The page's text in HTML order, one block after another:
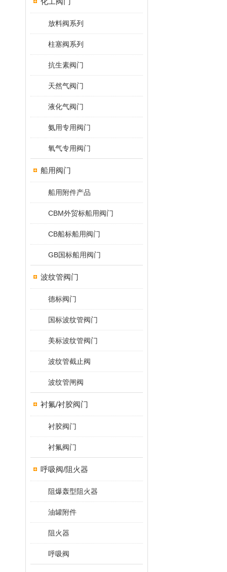
放料阀系列
柱塞阀系列
抗生素阀门
天然气阀门
液化气阀门
氨用专用阀门
氧气专用阀门
船用阀门
船用附件产品
CBM外贸标船用阀门
CB船标船用阀门
GB国标船用阀门
波纹管阀门
德标阀门
国标波纹管阀门
美标波纹管阀门
波纹管截止阀
波纹管闸阀
衬氟/衬胶阀门
衬胶阀门
衬氟阀门
呼吸阀/阻火器
阻爆轰型阻火器
油罐附件
阻火器
呼吸阀